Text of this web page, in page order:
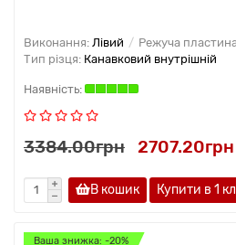
Виконання: Лівий Режуча
Тип різця: Канавковий внутрішній
3384.00грн 2707.20грн
В кошик Купити в 1
Ваша знижка: -20%